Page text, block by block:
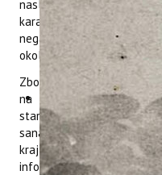
naslijeđa te imaju
karakter. Zbog sve
negativnog ljudskog
okoliša, takva stabla su
Zbog toga, kako bi barem
na odabranim stablima
starost, procijeniti
sanacija. U cilju
kraj svakog stabla
info mape i letci.